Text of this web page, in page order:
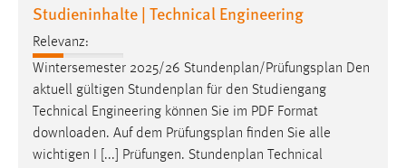
Studieninhalte | Technical Engineering
Relevanz:
Wintersemester 2025/26 Stundenplan/ Prüfungsplan Den
aktuell gültigen Stundenplan für den Studiengang
Technical Engineering können Sie im PDF Format
downloaden. Auf dem Prüfungsplan finden Sie alle
wichtigen I [...] Prüfungen. Stundenplan Technical